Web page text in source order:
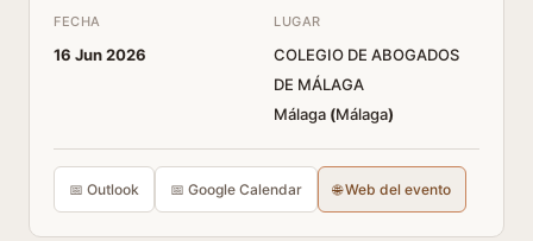
FECHA
16 Jun 2026
LUGAR
COLEGIO DE ABOGADOS
DE MÁLAGA
Málaga (Málaga)
📅 Outlook 📅 Google Calendar 🌐 Web del evento